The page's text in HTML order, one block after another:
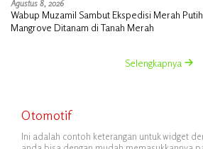
Agustus 8, 2026
Wabup Muzamil Sambut Ekspedisi Merah
Mangrove Ditanam di Tanah Merah
Selengkapnya
Otomotif
Ini adalah contoh keterangan untuk widget